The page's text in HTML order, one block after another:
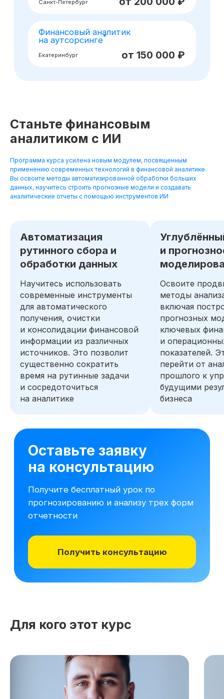
Станьте финансовым
аналитиком с ИИ
Программа курса усилена новым модулем, посвященным
применению современных технологий в финансовой аналитике.
Вы освоите методы автоматизированной обработки больших
данных, научитесь строить прогнозные модели и создавать
аналитические отчеты с помощью инструментов ИИ
Автоматизация
рутинного сбора и
обработки данных
Научитесь использовать
современные инструменты
для автоматического
получения, очистки
и консолидации финансовой
информации из различных
источников. Это позволит
существенно сократить
время на рутинные задачи
и сосредоточиться
на аналитике
и
Освоите
методы
включая
прогнозных
ключевых
и
показателей.
перейти от
прошлого к
будущими
бизнеса
Для кого этот курс